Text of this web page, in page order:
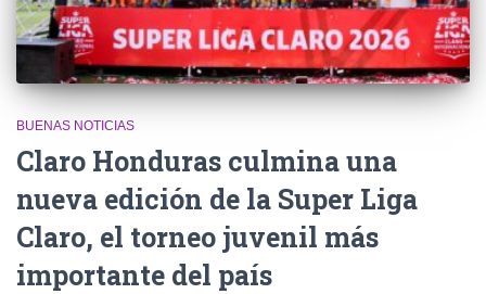
BUENAS NOTICIAS
Claro Honduras culmina una
nueva edición de la Super Liga
Claro, el torneo juvenil más
importante del país